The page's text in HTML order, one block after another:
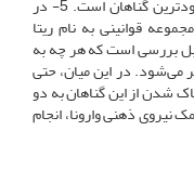
برای خواب خدا و رویارویی با خدایان از مشهودترین گناهان است. 5- در
قوانینی به نام ریتا
بررسی است که هر چه به
می‌شود. در این میان، حتی
شدن از این گناهان به دو
نیروی ذهنی وارونا، انجام